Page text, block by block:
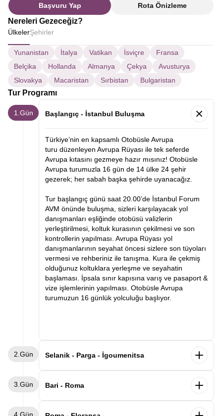
Başvuru Yap
Rota Önizleme
Nereleri Gezeceğiz?
ÜlkelerŞehirler
Yunanistan İtalya Vatikan İsviçre
Fransa
Belçika
Hollanda Almanya Çekya
Avusturya
Slovakya
Macaristan Sırbistan Bulgaristan
Tur Programı
1.Gün Başlangıç - İstanbul Buluşma
Türkiye’nin en kapsamlı Otobüsle Avrupa
turu düzenleyen Avrupa Rüyası ile tek seferde
Avrupa kıtasını gezmeye hazır mısınız! Otobüsle
Avrupa turumuzla 16 gün de 14 ülke 24 şehir
gezerek; her sabah başka şehirde uyanacağız.
Tur başlangıç günü saat 20.00’de İstanbul Forum
AVM önünde buluşma, sizleri karşılayacak yol
danışmanları eşliğinde otobüsü valizlerin
yerleştirilmesi, koltuk kurasının çekilmesi ve son
kontrollerin yapılması. Avrupa Rüyası yol
danışmanlarının seyahat öncesi sizlere son tüyoları
vermesi ve rehberiniz ile tanışma. Kura ile çekmiş
olduğunuz koltuklara yerleşme ve seyahatin
başlaması. İpsala sınır kapısına varış ve pasaport &
vize işlemlerinin yapılması. Otobüsle Avrupa
turumuzun 16 günlük yolculuğu başlıyor.
2.Gün Selanik - Parga - İgoumenitsa
Ardından Selanik şehir turu. Selanik’te görülecek
yerler arasında Atatürk’ün evi, Kordon, Beyaz Kule
3.Gün Bari - Roma